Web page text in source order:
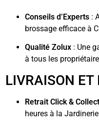
Conseils d’Experts :
brossage efficace à
Qualité Zolux : Une
à tous les
LIVRAISON ET
Retrait Click & Collect
heures à la